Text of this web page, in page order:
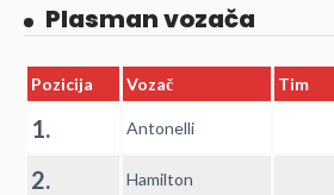
Plasman vozača
Pozicija Vozač Tim
1. Antonelli
2. Hamilton